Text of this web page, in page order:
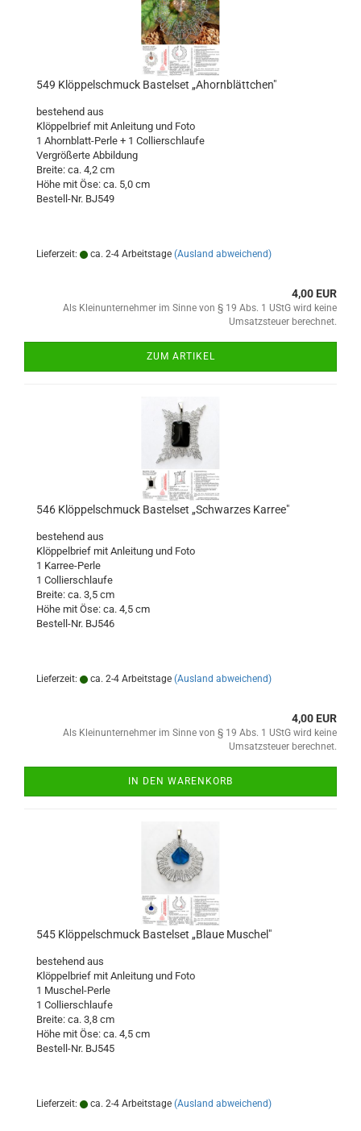
549 Klöppelschmuck Bastelset „Ahornblättchen"
bestehend aus
Klöppelbrief mit Anleitung und Foto
1 Ahornblatt-Perle + 1 Collierschlaufe
​Vergrößerte Abbildung
Breite: ca. 4,2 cm
Höhe mit Öse: ca. 5,0 cm
Bestell-Nr. BJ549
Lieferzeit: ca. 2-4 Arbeitstage (Ausland abweichend)
4,00 EUR
Als Kleinunternehmer im Sinne von § 19 Abs. 1 UStG wird keine
Umsatzsteuer berechnet.
ZUM ARTIKEL
546 Klöppelschmuck Bastelset „Schwarzes Karree"
bestehend aus
Klöppelbrief mit Anleitung und Foto
1 Karree-Perle
1 Collierschlaufe
Breite: ca. 3,5 cm
Höhe mit Öse: ca. 4,5 cm
Bestell-Nr. BJ546
Lieferzeit: ca. 2-4 Arbeitstage (Ausland abweichend)
4,00 EUR
Als Kleinunternehmer im Sinne von § 19 Abs. 1 UStG wird keine
Umsatzsteuer berechnet.
IN DEN WARENKORB
545 Klöppelschmuck Bastelset „Blaue Muschel"
bestehend aus
Klöppelbrief mit Anleitung und Foto
1 Muschel-Perle
1 Collierschlaufe
Breite: ca. 3,8 cm
Höhe mit Öse: ca. 4,5 cm
Bestell-Nr. BJ545
Lieferzeit: ca. 2-4 Arbeitstage (Ausland abweichend)